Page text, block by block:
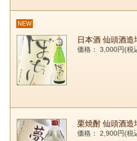
NEW
日本酒 仙頭酒
価格： 3,000円(税
栗焼酎 仙頭酒
価格： 2,900円(税